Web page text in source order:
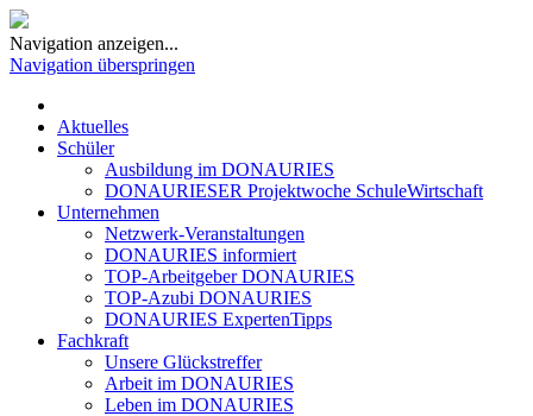
Navigation anzeigen...
Navigation überspringen
Aktuelles
Schüler
Ausbildung im DONAURIES
DONAURIESER Projektwoche SchuleWirtschaft
Unternehmen
Netzwerk-Veranstaltungen
DONAURIES informiert
TOP-Arbeitgeber DONAURIES
TOP-Azubi DONAURIES
DONAURIES ExpertenTipps
Fachkraft
Unsere Glückstreffer
Arbeit im DONAURIES
Leben im DONAURIES